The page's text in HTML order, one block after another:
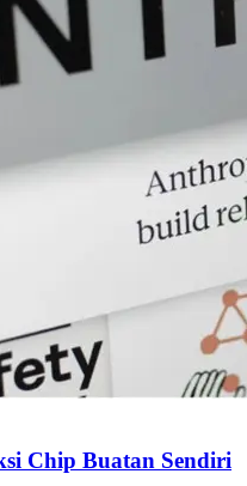
Chip Buatan Sendiri